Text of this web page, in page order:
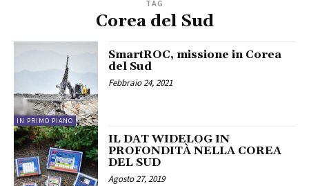
TAG
Corea del Sud
IN PRIMO PIANO
SmartROC, missione in Corea
del Sud
Febbraio 24, 2021
IL DAT WIDELOG IN
PROFONDITÀ NELLA COREA
DEL SUD
Agosto 27, 2019